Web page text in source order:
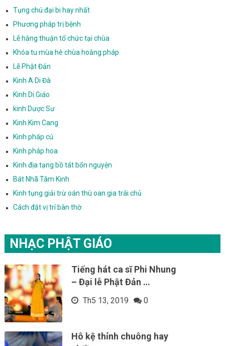
Tụng chú đại bi hay nhất
Phương pháp trị bệnh
Lễ hằng thuận tổ chức tại chùa
Khóa tu mùa hè chùa hoằng pháp
Lễ Phật Đản
Kinh A Di Đà
Kinh Di Giáo
kinh Dược Sư
Kinh Kim Cang
Kinh pháp cú
Kinh pháp hoa
Kinh địa tạng bồ tát bổn nguyện
Bát Nhã Tâm Kinh
Kinh tụng giải trừ oán thù oan gia trái chủ
Cách đặt vị trí bàn thờ
NHẠC PHẬT GIÁO
Tiếng hát ca sĩ Phi Nhung
– Đại lễ Phật Đản …
Th5 13, 2019 0
Hô kệ thỉnh chuông hay